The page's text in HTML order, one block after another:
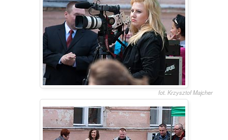
fot. Krzysztof Majcher